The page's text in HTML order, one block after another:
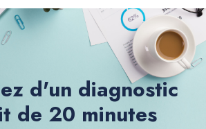
d'un diagnostic
de 20 minutes